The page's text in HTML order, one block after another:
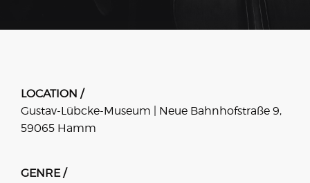
LOCATION /
Gustav-Lübcke-Museum | Neue Bahnhofstraße 9,
59065 Hamm
GENRE /